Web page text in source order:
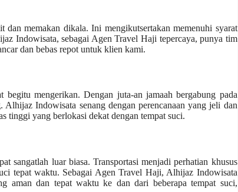
memakan dikala. Ini mengikutsertakan memenuhi syarat
Indowisata, sebagai Agen Travel Haji tepercaya, punya tim
dan bebas repot untuk klien kami.
mengerikan. Dengan juta-an jamaah bergabung pada
Indowisata senang dengan perencanaan yang jeli dan
tinggi yang berlokasi dekat dengan tempat suci.
sangatlah luar biasa. Transportasi menjadi perhatian khusus
tepat waktu. Sebagai Agen Travel Haji, Alhijaz Indowisata
aman dan tepat waktu ke dan dari beberapa tempat suci,